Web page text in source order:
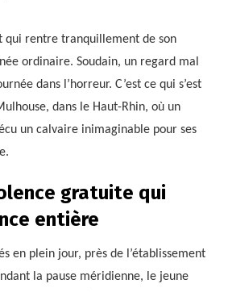
qui rentre tranquillement de son
ordinaire. Soudain, un regard mal
dans l’horreur. C’est ce qui s’est
dans le Haut-Rhin, où un
un calvaire inimaginable pour ses
gratuite qui
entière
en plein jour, près de l’établissement
la pause méridienne, le jeune